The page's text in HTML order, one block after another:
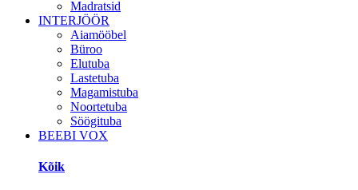
Madratsid
INTERJÖÖR
Aiamööbel
Büroo
Elutuba
Lastetuba
Magamistuba
Noortetuba
Söögituba
BEEBI VOX
Kõik